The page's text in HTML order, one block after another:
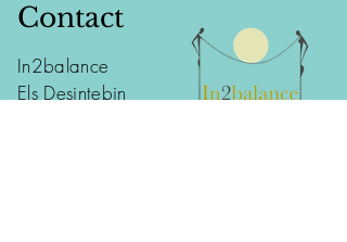
Contact
In2balance
Els Desintebin